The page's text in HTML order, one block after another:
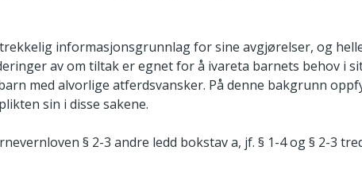
informasjonsgrunnlag for sine avgjørelser, og
av om tiltak er egnet for å ivareta barnets behov i
med alvorlige atferdsvansker. På denne bakgrunn
sin i disse sakene.
§ 2-3 andre ledd bokstav a, jf. § 1-4 og § 2-3